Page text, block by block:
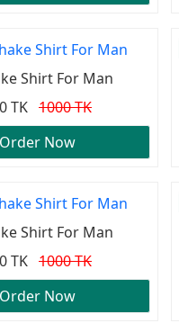
Shirt For Man
TK 1000 TK
Order Now
Shirt For Man
TK 1000 TK
Order Now